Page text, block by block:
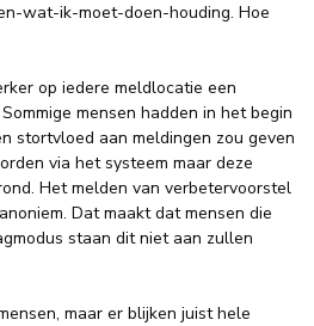
wat-ik-moet-doen-houding. Hoe
op iedere meldlocatie een
mensen hadden in het begin
stortvloed aan meldingen zou geven
via het systeem maar deze
Het melden van verbetervoorstel
Dat maakt dat mensen die
staan dit niet aan zullen
maar er blijken juist hele